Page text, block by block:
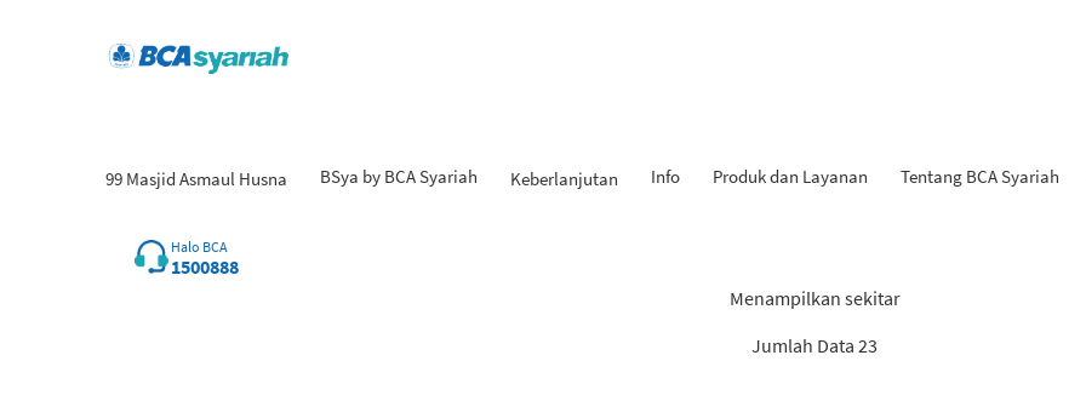
99 Masjid Asmaul Husna BSya by BCA Syariah Keberlanjutan Info Produk dan Layanan Tentang BCA Syariah
Halo BCA
1500888
Menampilkan sekitar
Jumlah Data 23